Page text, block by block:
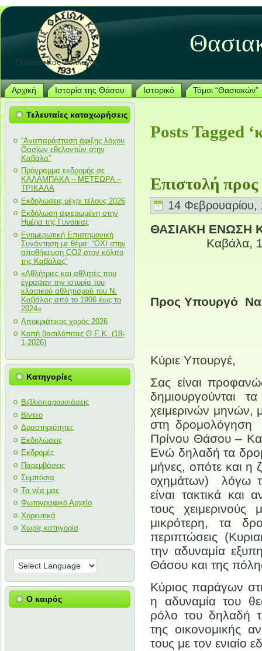
Πολιτιστικός Σύλλογος
Αρχική Ιστορία της Θάσου Ιστορικό Τόμοι “Θασιακών”
Τελευταίες καταχωρήσεις
“Αναπαράσταση άφιξης λόχου
Θασίων εθελοντών στην
Καβάλα”
Πρόγραμμα εκδρομής σε
ΚΑΛΑΜΠΑΚΑ – ΜΕΤΕΩΡΑ –
ΤΡΙΚΑΛΑ
Εκδηλώσεις μέχρι τέλους 2026
Εκδήλωση αφιερωμένη στην
Ημέρα της Γυναίκας
Ενημερωτική Επιστημονική
Συνάντηση με θέμα: “ΟΧΙ στην
αποθήκευση CO2 στον κόλπο
της Καβάλας”
«Αθλήτριες και αθλητές που
έγραψαν την ιστορία του
κλασικού αθλητισμού του Ν.
Καβάλας από το 1906 έως το
2024»
Αποκριάτικος χορός 2026
Κοπή βασιλόπιτας Θ.Ε.Κ. (18-
1-2026)
Κατηγορίες
Βιβλιοπαρουσιάσεις
Βίντεο
Δραστηριότητες
Εκδηλώσεις
Εκδρομές
Παρεμβάσεις
Συμπόσια
Τα νέα μας
Φωτογραφικό Αρχείο
Χορευτικά
Χωρίς κατηγορία
Ο καιρός
Posts Tagged
Επιστολή προς
14
ΘΑΣΙΑΚΗ ΕΝΩΣΗ
Καβάλα, 13.
Προς Υπουργό
Κύριε Υπουργέ,
Σας είναι
δημιουργούνται
χειμερινών μηνών,
στη δρομολόγηση
Πρίνου Θάσου –
Ενώ δηλαδή τα
μήνες, οπότε και η
οχημάτων) λόγω
είναι τακτικά και
τους
μικρότερη, τα
περιπτώσεις
την αδυναμία
Θάσου και της
Κύριος παράγων
η αδυναμία του
ρόλο του δηλαδή
της οικονομικής
τους με τον ενιαίο